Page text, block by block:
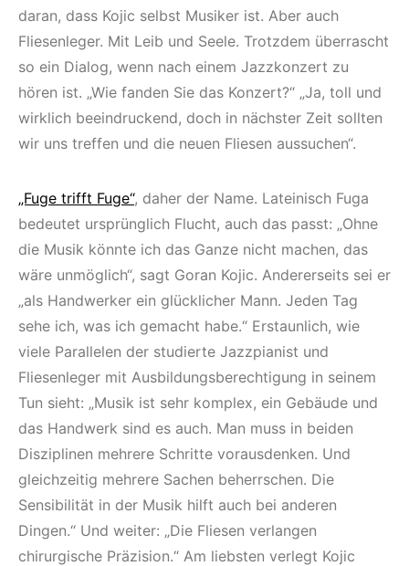
daran, dass Kojic selbst Musiker ist. Aber auch
Fliesenleger. Mit Leib und Seele. Trotzdem überrascht
so ein Dialog, wenn nach einem Jazzkonzert zu
hören ist. „Wie fanden Sie das Konzert?“ „Ja, toll und
wirklich beeindruckend, doch in nächster Zeit sollten
wir uns treffen und die neuen Fliesen aussuchen“.
„Fuge trifft Fuge“, daher der Name. Lateinisch Fuga
bedeutet ursprünglich Flucht, auch das passt: „Ohne
die Musik könnte ich das Ganze nicht machen, das
wäre unmöglich“, sagt Goran Kojic. Andererseits sei er
„als Handwerker ein glücklicher Mann. Jeden Tag
sehe ich, was ich gemacht habe.“ Erstaunlich, wie
viele Parallelen der studierte Jazzpianist und
Fliesenleger mit Ausbildungsberechtigung in seinem
Tun sieht: „Musik ist sehr komplex, ein Gebäude und
das Handwerk sind es auch. Man muss in beiden
Disziplinen mehrere Schritte vorausdenken. Und
gleichzeitig mehrere Sachen beherrschen. Die
Sensibilität in der Musik hilft auch bei anderen
Dingen.“ Und weiter: „Die Fliesen verlangen
chirurgische Präzision.“ Am liebsten verlegt Kojic